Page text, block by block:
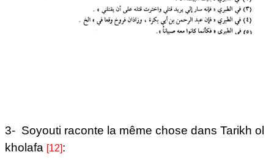
3- Soyouti raconte la même chose dans Tarikh ol
kholafa [12]: